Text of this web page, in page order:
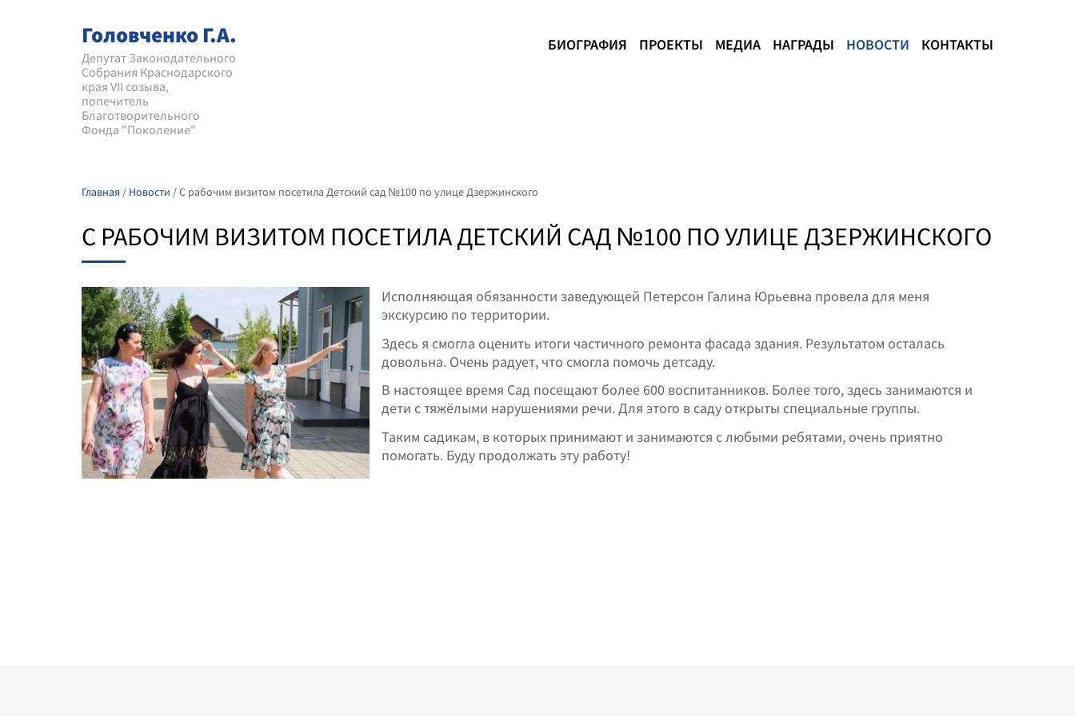
Головченко Г.А.
Депутат Законодательного
Собрания Краснодарского
края VII созыва,
попечитель
Благотворительного
Фонда "Поколение"
БИОГРАФИЯ ПРОЕКТЫ МЕДИА НАГРАДЫ НОВОСТИ КОНТАКТЫ
Главная / Новости /С рабочим визитом посетила Детский сад №100 по улице Дзержинского
С РАБОЧИМ ВИЗИТОМ ПОСЕТИЛА ДЕТСКИЙ САД №100 ПО УЛИЦЕ ДЗЕРЖИНСКОГО
Исполняющая обязанности заведующей Петерсон Галина Юрьевна провела для меня
экскурсию по территории.
Здесь я смогла оценить итоги частичного ремонта фасада здания. Результатом осталась
довольна. Очень радует, что смогла помочь детсаду.
В настоящее время Сад посещают более 600 воспитанников. Более того, здесь занимаются и
дети с тяжёлыми нарушениями речи. Для этого в саду открыты специальные группы.
Таким садикам, в которых принимают и занимаются с любыми ребятами, очень приятно
помогать. Буду продолжать эту работу!